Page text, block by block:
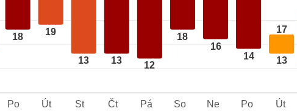
18 19
13 13 12
18
16
14
17
13
Po Út St Čt Pá So Ne Po Út